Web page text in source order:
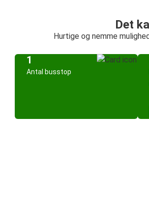
Det
Hurtige og nemme
1
Antal busstop